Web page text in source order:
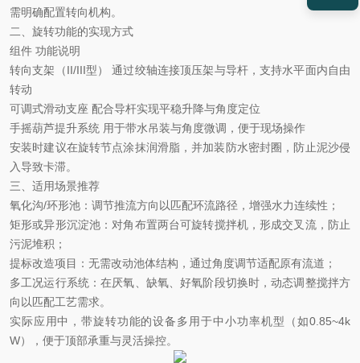
需明确配置转向机构。
二、旋转功能的实现方式
组件 功能说明
转向支架（II/III型）‌
通过绞轴连接顶压架与导杆，支持水平面内自由
转动
可调式滑动支座 配合导杆实现平稳升降与角度定位
手摇葫芦提升系统 用于带水吊装与角度微调，便于现场操作
安装时建议在旋转节点涂抹润滑脂，并加装防水密封圈，防止泥沙侵
入导致卡滞。
三、适用场景推荐
氧化沟/环形池‌：调节推流方向以匹配环流路径，增强水力连续性；
矩形或异形沉淀池 ‌：对角布置两台可旋转搅拌机，形成交叉流，防止
污泥堆积；
提标改造项目 ‌：无需改动池体结构，通过角度调节适配原有流道；
多工况运行系统‌：在厌氧、缺氧、好氧阶段切换时，动态调整搅拌方
向以匹配工艺需求。
实际应用中，带旋转功能的设备多用于‌中小功率机型‌（如0.85~4k
W），便于顶部承重与灵活操控。